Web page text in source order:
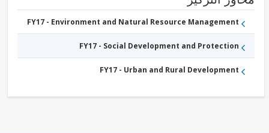
FY17 - Environment and Natural Resource Management
FY17 - Social Development and Protection
FY17 - Urban and Rural Development